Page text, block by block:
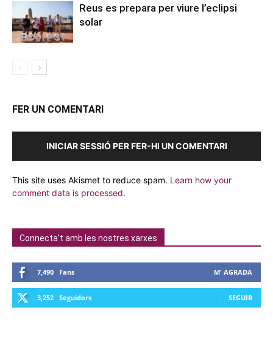
Reus es prepara per viure l’eclipsi
solar
FER UN COMENTARI
INICIAR SESSIÓ PER FER-HI UN COMENTARI
This site uses Akismet to reduce spam. Learn how your
comment data is processed.
Connecta't amb les nostres xarxes
7,490 Fans M' AGRADA
3,252 Seguidors SEGUIR